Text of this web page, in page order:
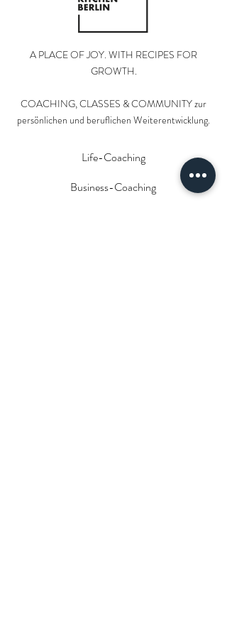
A PLACE OF JOY. WITH RECIPES FOR
GROWTH.
COACHING, CLASSES & COMMUNITY zur
persönlichen und beruflichen Weiterentwicklung.
Life-Coaching
Business-Coaching